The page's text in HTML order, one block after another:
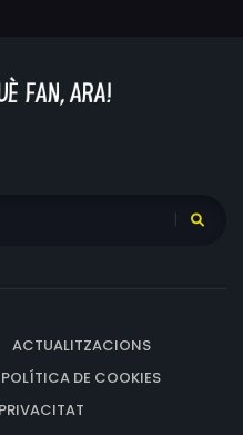
ACTUALITZACIONS
POLÍTICA DE COOKIES